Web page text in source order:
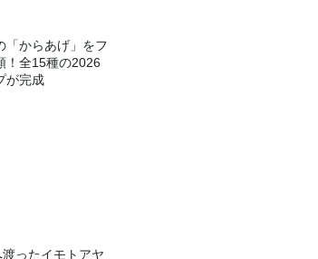
「からあげ」をフ
！全15種の2026
が完成
ったイモトアヤ